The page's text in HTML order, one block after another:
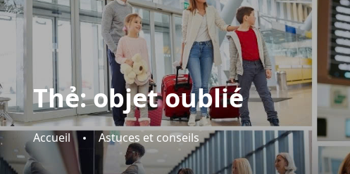
Thẻ:objet oublié
Accueil Astuces et conseils